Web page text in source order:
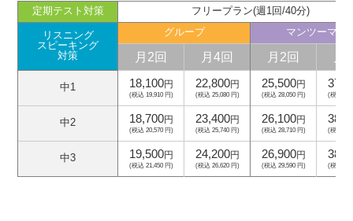
定期テスト対策 フリープラン(週1回/40分)
リスニング
スピーキング
対策
グループ マンツーマン
月2回 月4回 月2回
中1 18,100円
(税込 19,910 円)
22,800円
(税込 25,080 円)
25,500円
(税込 28,050 円) (税込
中2 18,700円
(税込 20,570 円)
23,400円
(税込 25,740 円)
26,100円
(税込 28,710 円) (税込
中3 19,500円
(税込 21,450 円)
24,200円
(税込 26,620 円)
26,900円
(税込 29,590 円) (税込